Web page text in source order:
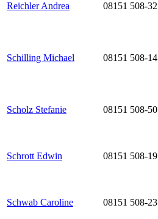
Reichler Andrea 08151 508-32
Schilling Michael 08151 508-14
Scholz Stefanie 08151 508-50
Schrott Edwin 08151 508-19
Schwab Caroline 08151 508-23